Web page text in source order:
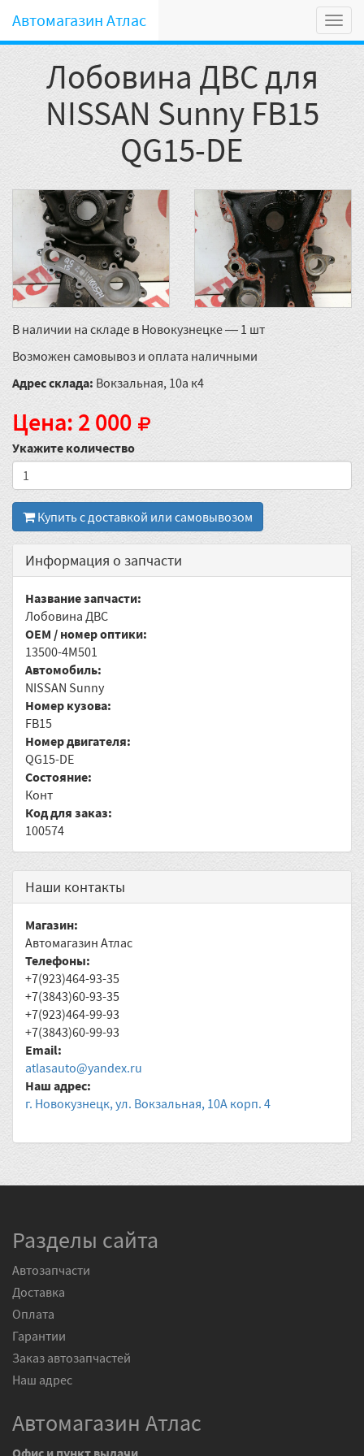
Автомагазин Атлас
Лобовина ДВС для
NISSAN Sunny FB15
QG15-DE
В наличии на складе в Новокузнецке — 1 шт
Возможен самовывоз и оплата наличными
Адрес склада: Вокзальная, 10а к4
Цена: 2 000
Укажите количество
Купить с доставкой или самовывозом
Информация о запчасти
Название запчасти:
Лобовина ДВС
OEM / номер оптики:
13500-4M501
Автомобиль:
NISSAN Sunny
Номер кузова:
FB15
Номер двигателя:
QG15-DE
Состояние:
Конт
Код для заказ:
100574
Наши контакты
Магазин:
Автомагазин Атлас
Телефоны:
+7(923)464-93-35
+7(3843)60-93-35
+7(923)464-99-93
+7(3843)60-99-93
Email:
atlasauto@yandex.ru
Наш адрес:
г. Новокузнецк, ул. Вокзальная, 10А корп. 4
Разделы сайта
Автозапчасти
Доставка
Оплата
Гарантии
Заказ автозапчастей
Наш адрес
Автомагазин Атлас
Офис и пункт выдачи